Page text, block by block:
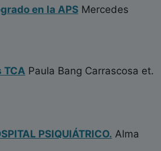
en la APSMercedes
TCA Paula Bang Carrascosa et.
PSIQUIÁTRICO. Alma